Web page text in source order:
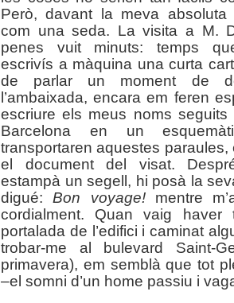
Però, davant la meva
com una seda. La visita a M.
penes vuit minuts: temps
escrivís a màquina una curta
de parlar un moment de
l’ambaixada, encara em feren
escriure els meus noms
Barcelona en un
transportaren aquestes paraules,
el document del visat.
estampà un segell, hi posà la
digué:Bon voyage!mentre
cordialment. Quan vaig haver
portalada de l’edifici i caminat
trobar-me al bulevard Saint-
primavera), em semblà que tot
–el somni d’un home passiu i